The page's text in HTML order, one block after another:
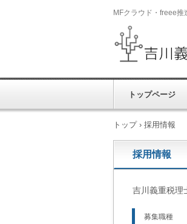
MFクラウド・freee推
トップページ
トップ › 採用情報
採用情報
吉川義重税理
募集職種